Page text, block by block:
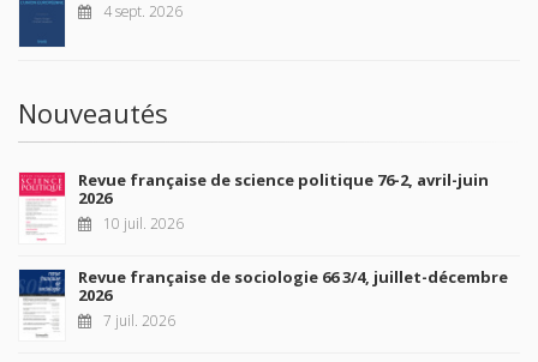
4 sept. 2026
Nouveautés
Revue française de science politique 76-2, avril-juin
2026
10 juil. 2026
Revue française de sociologie 66 3/4, juillet-décembre
2026
7 juil. 2026